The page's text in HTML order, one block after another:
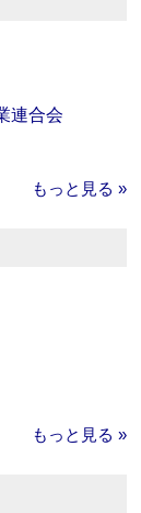
連合会
もっと見る »
もっと見る »